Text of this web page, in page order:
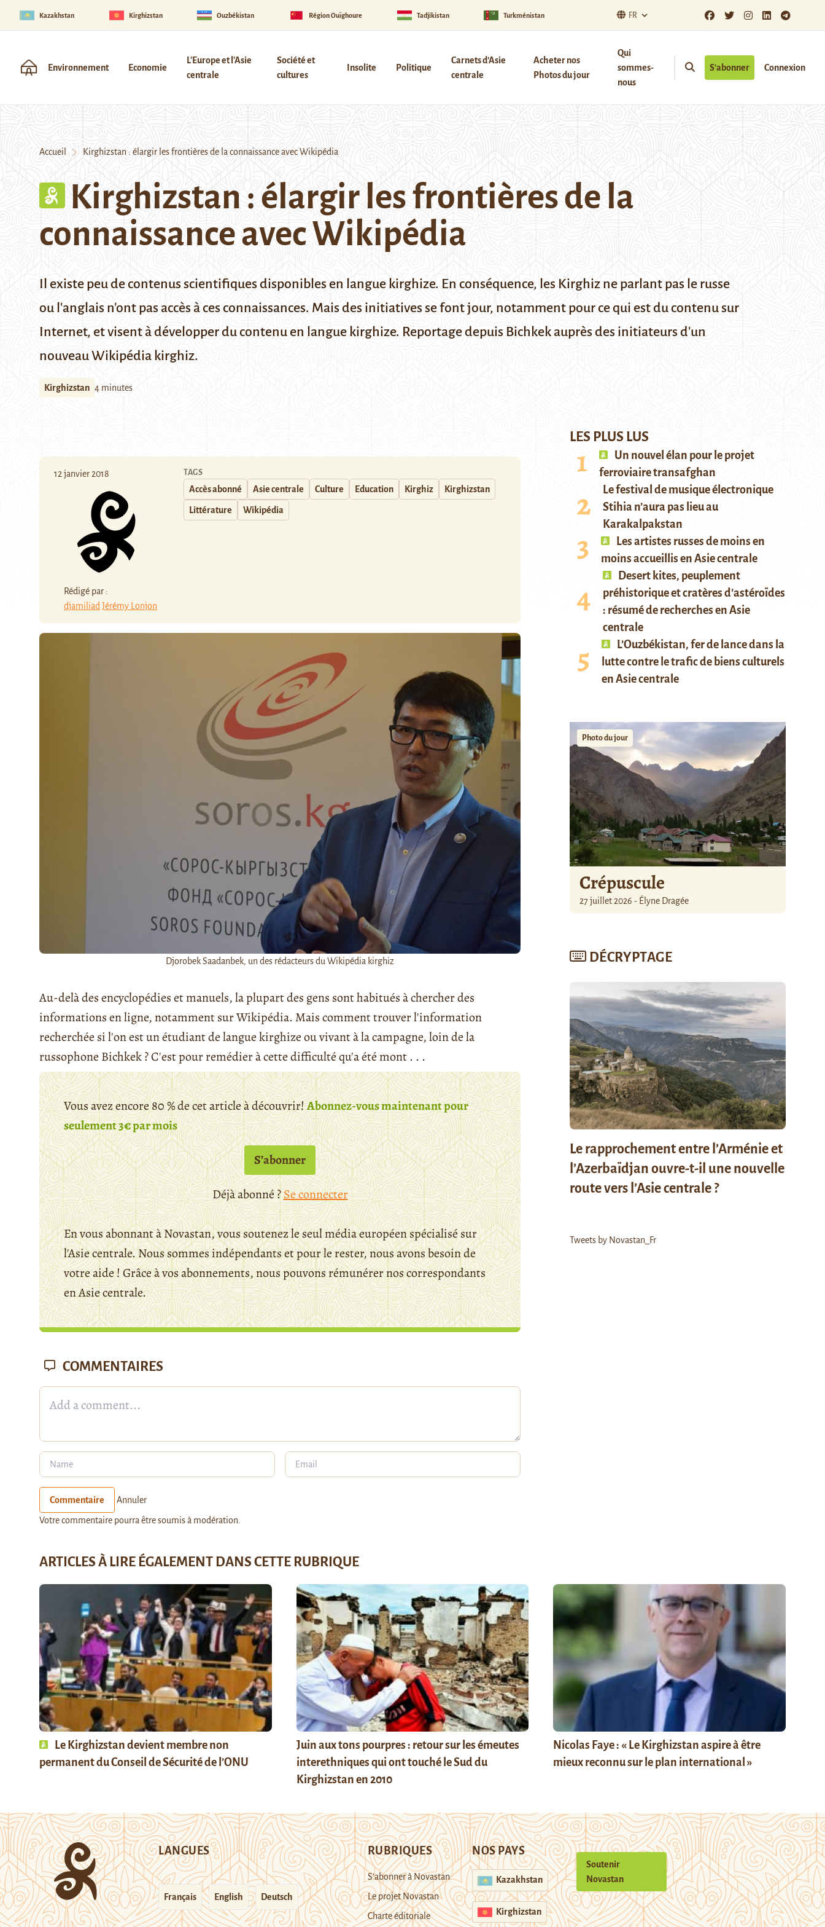
Kazakhstan Kirghizstan Ouzbékistan Région Ouïghoure Tadjikistan Turkménistan FR
Environnement Economie
L'Europe et l'Asie
centrale
Société et
cultures
Insolite Politique
Carnets d’Asie
centrale
Acheter nos
Photos du jour
Qui
sommes-
nous
S’abonner Connexion
Accueil Kirghizstan : élargir les frontières de la connaissance avec Wikipédia
Kirghizstan : élargir les frontières de la
connaissance avec Wikipédia
Il existe peu de contenus scientifiques disponibles en langue kirghize. En conséquence, les Kirghiz ne parlant pas le russe
ou l'anglais n'ont pas accès à ces connaissances. Mais des initiatives se font jour, notamment pour ce qui est du contenu sur
Internet, et visent à développer du contenu en langue kirghize. Reportage depuis Bichkek auprès des initiateurs d'un
nouveau Wikipédia kirghiz.
Kirghizstan 4 minutes
12 janvier 2018
Rédigé par :
djamiliad Jérémy Lonjon
TAGS
Accès abonné Asie centrale Culture Education Kirghiz Kirghizstan
Littérature Wikipédia
Djorobek Saadanbek, un des rédacteurs du Wikipédia kirghiz
Au-delà des encyclopédies et manuels, la plupart des gens sont habitués à chercher des
informations en ligne, notamment sur Wikipédia. Mais comment trouver l'information
recherchée si l'on est un étudiant de langue kirghize ou vivant à la campagne, loin de la
russophone Bichkek ? C'est pour remédier à cette difficulté qu'a été mont . . .
Vous avez encore 80 % de cet article à découvrir!Abonnez-vous maintenant pour
seulement 3€ par mois
S’abonner
Déjà abonné ?Se connecter
En vous abonnant à Novastan, vous soutenez le seul média européen spécialisé sur
l'Asie centrale. Nous sommes indépendants et pour le rester, nous avons besoin de
votre aide ! Grâce à vos abonnements, nous pouvons rémunérer nos correspondants
en Asie centrale.
LES PLUS LUS
Un nouvel élan pour le projet
ferroviaire transafghan
Le festival de musique électronique
Stihia n’aura pas lieu au
Karakalpakstan
Les artistes russes de moins en
moins accueillis en Asie centrale
Desert kites, peuplement
préhistorique et cratères d’astéroïdes
: résumé de recherches en Asie
centrale
L’Ouzbékistan, fer de lance dans la
lutte contre le trafic de biens culturels
en Asie centrale
Photo du jour
Crépuscule
27 juillet 2026 - Élyne Dragée
DÉCRYPTAGE
Le rapprochement entre l’Arménie et
l’Azerbaïdjan ouvre-t-il une nouvelle
route vers l’Asie centrale ?
Tweets by Novastan_Fr
COMMENTAIRES
Commentaire Annuler
Votre commentaire pourra être soumis à modération.
ARTICLES À LIRE ÉGALEMENT DANS CETTE RUBRIQUE
Le Kirghizstan devient membre non
permanent du Conseil de Sécurité de l’ONU
Juin aux tons pourpres : retour sur les émeutes
interethniques qui ont touché le Sud du
Kirghizstan en 2010
Nicolas Faye : « Le Kirghizstan aspire à être
mieux reconnu sur le plan international »
LANGUES
Français English Deutsch
RUBRIQUES
S’abonner à Novastan
Le projet Novastan
Charte éditoriale
NOS PAYS
Kazakhstan
Kirghizstan
Soutenir
Novastan